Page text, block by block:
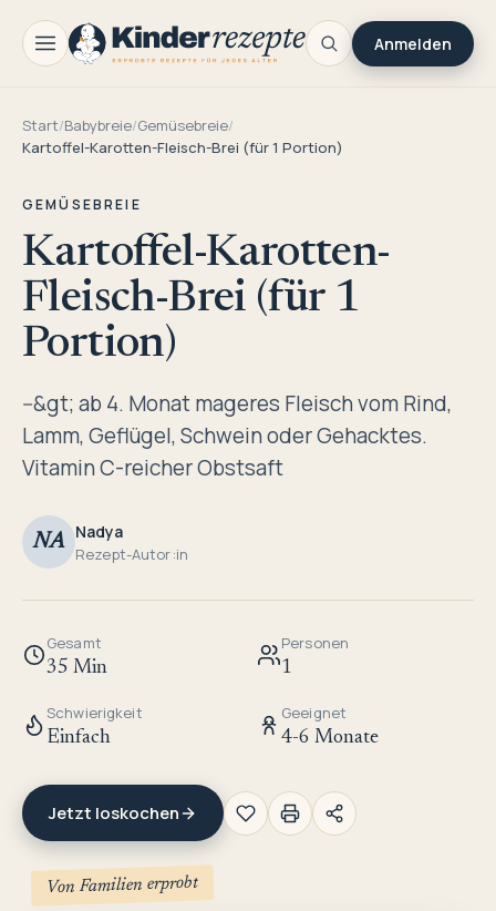
Anmelden
Start/Babybreie/Gemüsebreie/
Kartoffel-Karotten-Fleisch-Brei (für 1 Portion)
GEMÜSEBREIE
Kartoffel-Karotten-
Fleisch-Brei (für 1
Portion)
--&gt; ab 4. Monat mageres Fleisch vom Rind,
Lamm, Geflügel, Schwein oder Gehacktes.
Vitamin C-reicher Obstsaft
NA Nadya
Rezept-Autor:in
Gesamt
35 Min
Personen
1
Schwierigkeit
Einfach
Geeignet
4-6 Monate
Jetzt loskochen
Von Familien erprobt